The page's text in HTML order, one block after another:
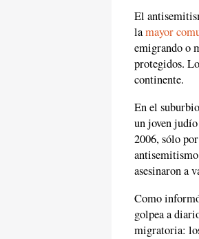
El
lamayor
emigrando o
protegidos.
continente.
En el
un joven
2006, sólo
antisemitismo
asesinaron a
Como
golpea a
migratoria: